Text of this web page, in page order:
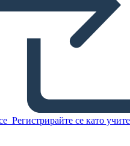
Регистрирайте се като